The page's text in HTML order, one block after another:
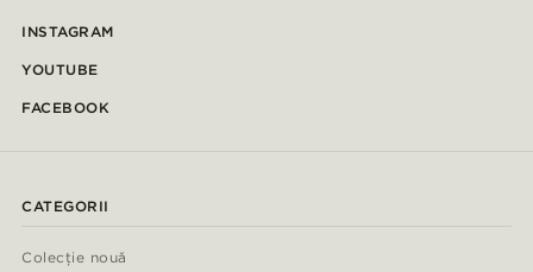
INSTAGRAM
YOUTUBE
FACEBOOK
CATEGORII
Colecție nouă